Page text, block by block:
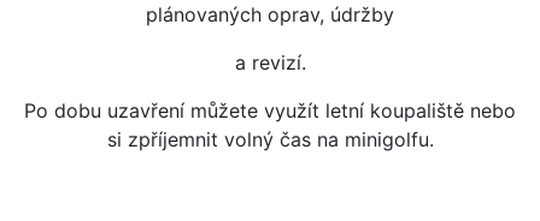
plánovaných oprav, údržby
a revizí.
Po dobu uzavření můžete využít letní koupaliště nebo
si zpříjemnit volný čas na minigolfu.